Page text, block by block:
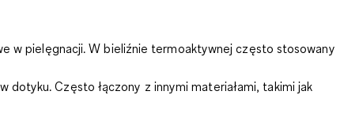
w pielęgnacji. W bieliźnie termoaktywnej często stosowany
Często łączony z innymi materiałami, takimi jak